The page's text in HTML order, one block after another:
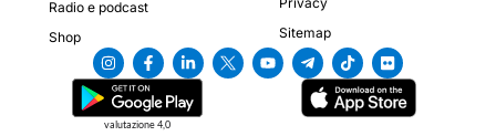
Radio e podcast
Shop
Sitemap
valutazione 4,0